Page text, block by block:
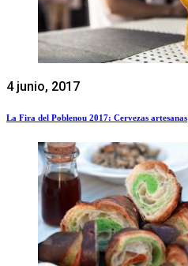
4 junio, 2017
La Fira del Poblenou 2017: Cervezas artesanas